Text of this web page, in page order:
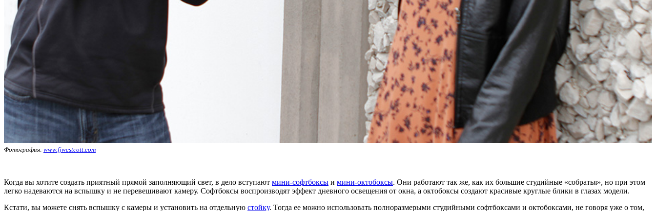
Фотография: www.fjwestcott.com
Когда вы хотите создать приятный прямой заполняющий свет, в дело вступают мини-софтбоксы и мини-октобоксы. Они работают так же, как их большие студийные «собратья», но при этом
легко надеваются на вспышку и не перевешивают камеру. Софтбоксы воспроизводят эффект дневного освещения от окна, а октобоксы создают красивые круглые блики в глазах модели.
Кстати, вы можете снять вспышку с камеры и установить на отдельную стойку. Тогда ее можно использовать полноразмерыми студийными софтбоксами и октобоксами, не говоря уже о том,